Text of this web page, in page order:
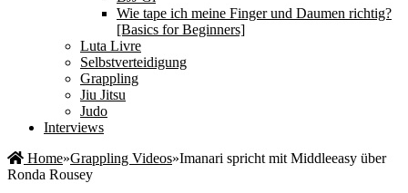
Wie tape ich meine Finger und Daumen richtig?
[Basics for Beginners]
Luta Livre
Selbstverteidigung
Grappling
Jiu Jitsu
Judo
Interviews
Home»Grappling Videos»Imanari spricht mit Middleeasy über
Ronda Rousey